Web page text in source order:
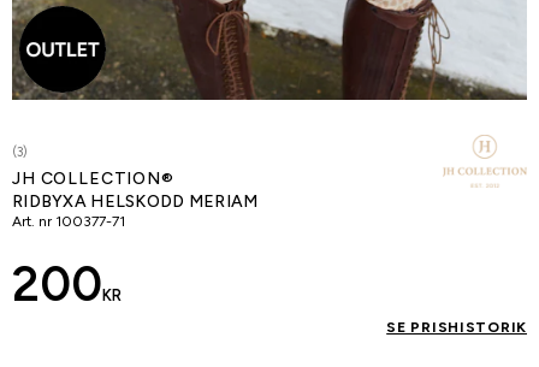
(3)
JH COLLECTION®
RIDBYXA HELSKODD MERIAM
Art. nr 100377-71
200 KR
SE PRISHISTORIK